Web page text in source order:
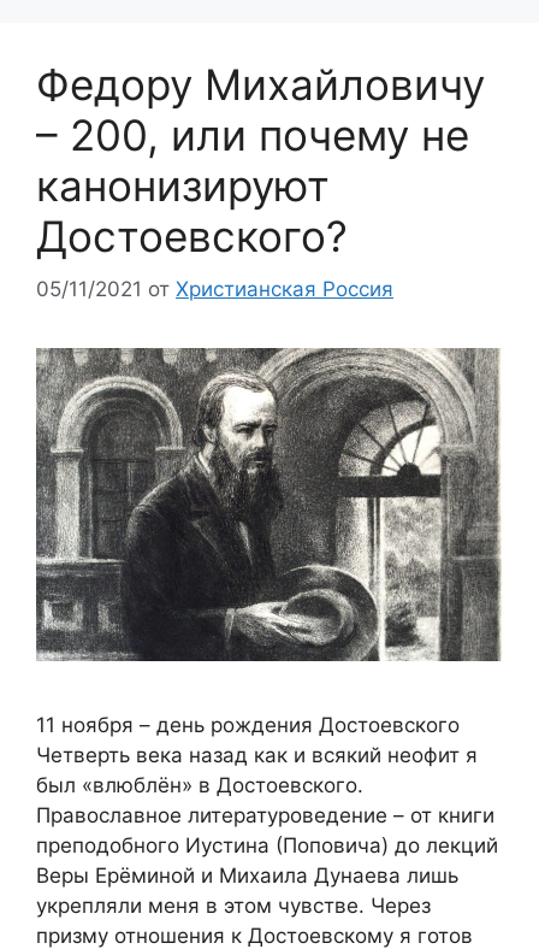
Федору Михайловичу
– 200, или почему не
канонизируют
Достоевского?
05/11/2021 от Христианская Россия
11 ноября – день рождения Достоевского
Четверть века назад как и всякий неофит я
был «влюблён» в Достоевского.
Православное литературоведение – от книги
преподобного Иустина (Поповича) до лекций
Веры Ерёминой и Михаила Дунаева лишь
укрепляли меня в этом чувстве. Через
призму отношения к Достоевскому я готов